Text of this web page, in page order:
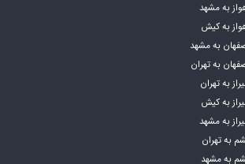
به مشهد
به کیش
به مشهد
به تهران
به تهران
به کیش
به مشهد
به تهران
به مشهد